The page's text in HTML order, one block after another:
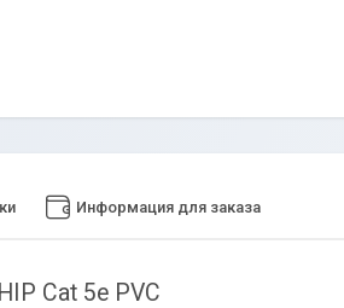
Информация для заказа
Cat 5e PVC